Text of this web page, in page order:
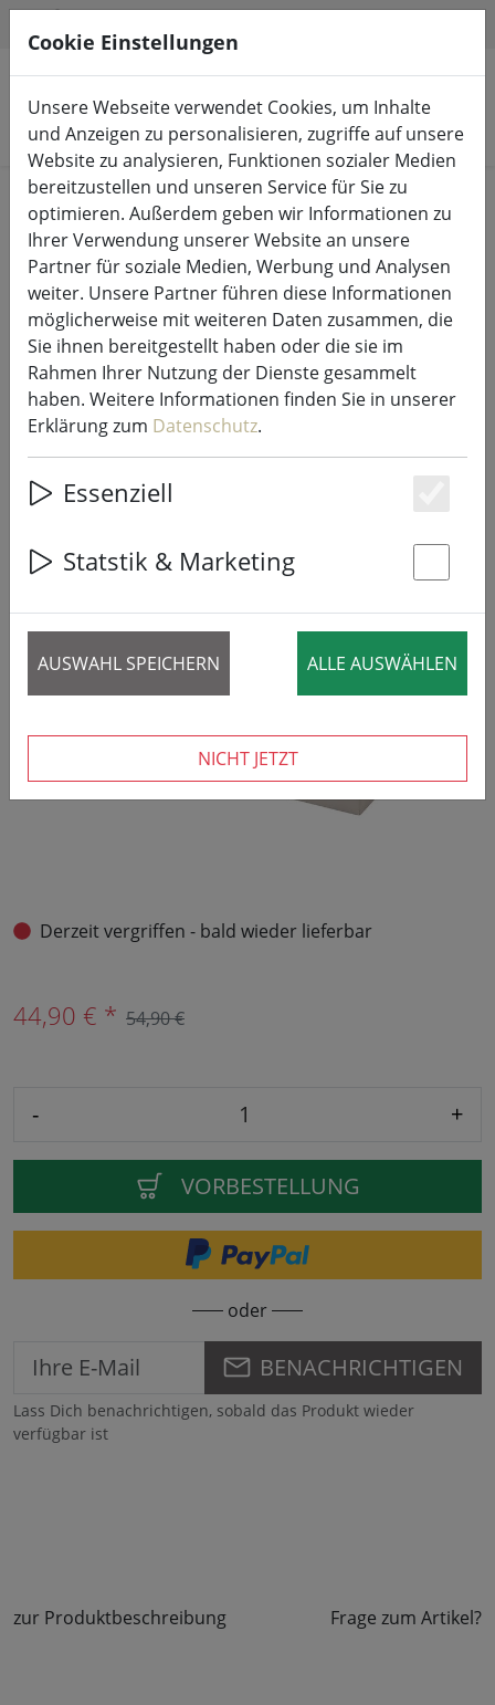
Produkte suchen
Start Küche & Essen Küchenaccessoires
Broste Copenhagen Tablett Sarah
Holz 55 x 35 cm Light Warm Grey
18% SPAREN
Derzeit vergriffen - bald wieder lieferbar
44,90 € * 54,90 €
- +
VORBESTELLUNG
oder
BENACHRICHTIGEN
Lass Dich benachrichtigen, sobald das Produkt wieder
verfügbar ist
zur Produktbeschreibung Frage zum Artikel?
Cookie Einstellungen
Unsere Webseite verwendet Cookies, um Inhalte
und Anzeigen zu personalisieren, zugriffe auf unsere
Website zu analysieren, Funktionen sozialer Medien
bereitzustellen und unseren Service für Sie zu
optimieren. Außerdem geben wir Informationen zu
Ihrer Verwendung unserer Website an unsere
Partner für soziale Medien, Werbung und Analysen
weiter. Unsere Partner führen diese Informationen
möglicherweise mit weiteren Daten zusammen, die
Sie ihnen bereitgestellt haben oder die sie im
Rahmen Ihrer Nutzung der Dienste gesammelt
haben. Weitere Informationen finden Sie in unserer
Erklärung zum Datenschutz.
Essenziell
Statstik & Marketing
AUSWAHL SPEICHERN ALLE AUSWÄHLEN
NICHT JETZT